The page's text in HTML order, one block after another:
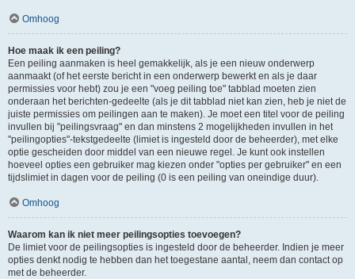
Omhoog
Hoe maak ik een peiling?
Een peiling aanmaken is heel gemakkelijk, als je een nieuw onderwerp
aanmaakt (of het eerste bericht in een onderwerp bewerkt en als je daar
permissies voor hebt) zou je een "voeg peiling toe" tabblad moeten zien
onderaan het berichten-gedeelte (als je dit tabblad niet kan zien, heb je niet de
juiste permissies om peilingen aan te maken). Je moet een titel voor de peiling
invullen bij "peilingsvraag" en dan minstens 2 mogelijkheden invullen in het
"peilingopties"-tekstgedeelte (limiet is ingesteld door de beheerder), met elke
optie gescheiden door middel van een nieuwe regel. Je kunt ook instellen
hoeveel opties een gebruiker mag kiezen onder "opties per gebruiker" en een
tijdslimiet in dagen voor de peiling (0 is een peiling van oneindige duur).
Omhoog
Waarom kan ik niet meer peilingsopties toevoegen?
De limiet voor de peilingsopties is ingesteld door de beheerder. Indien je meer
opties denkt nodig te hebben dan het toegestane aantal, neem dan contact op
met de beheerder.